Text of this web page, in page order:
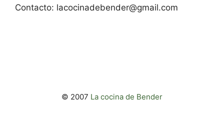
Contacto: lacocinadebender@gmail.com
© 2007 La cocina de Bender